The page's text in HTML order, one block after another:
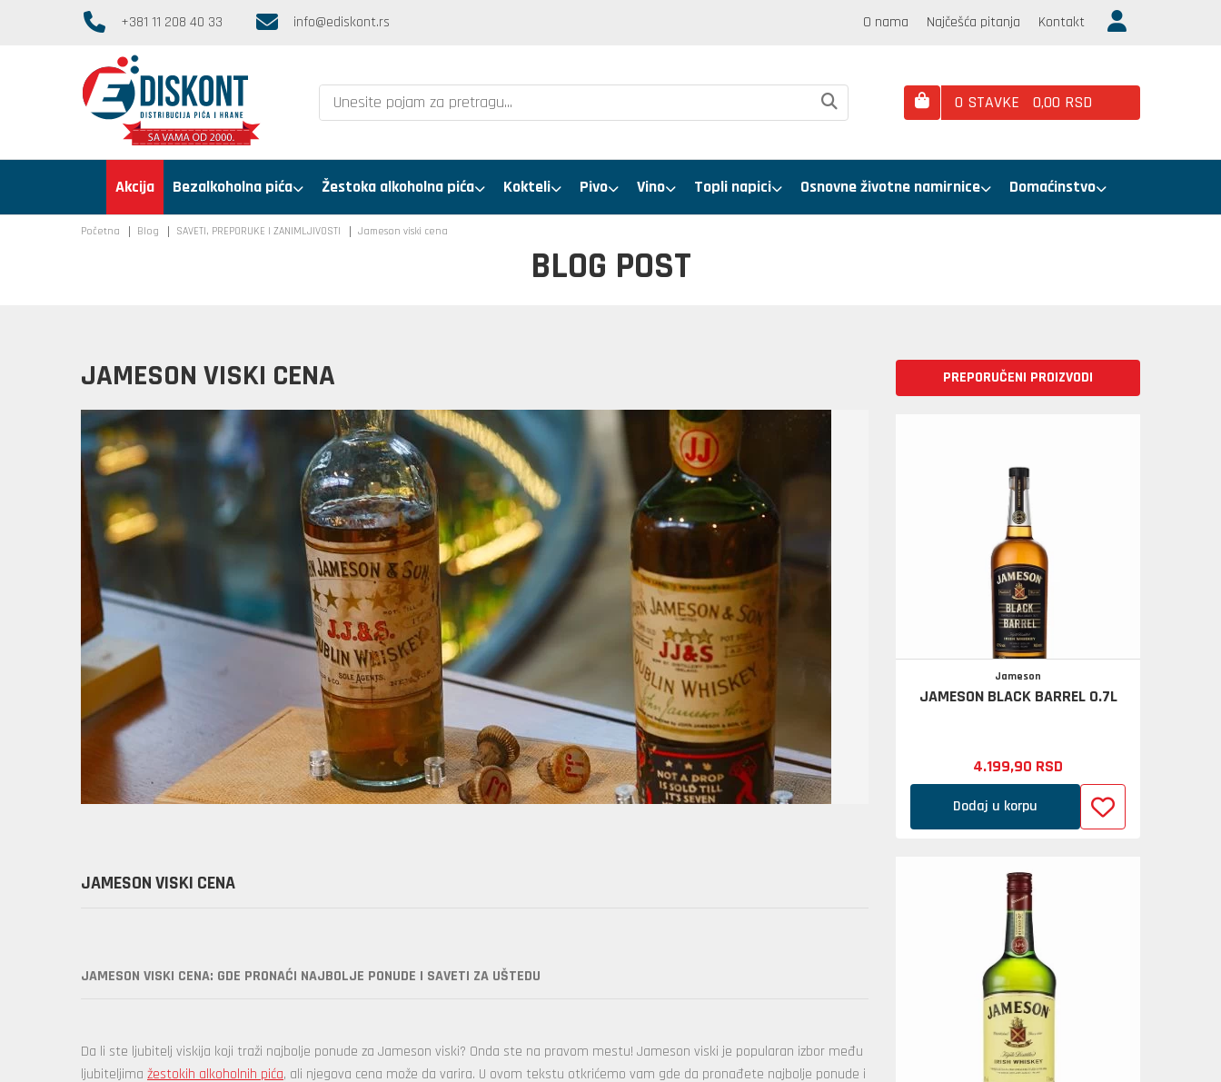
+381 11 208 40 33 info@ediskont.rs O nama Najčešća pitanja Kontakt
0 STAVKE 0,00 RSD
Akcija Bezalkoholna pića Žestoka alkoholna pića Kokteli Pivo Vino Topli napici Osnovne životne namirnice Domaćinstvo
Početna Blog SAVETI, PREPORUKE I ZANIMLJIVOSTI Jameson viski cena
BLOG POST
JAMESON VISKI CENA
JAMESON VISKI CENA
JAMESON VISKI CENA: GDE PRONAĆI NAJBOLJE PONUDE I SAVETI ZA UŠTEDU
Da li ste ljubitelj viskija koji traži najbolje ponude za Jameson viski? Onda ste na pravom mestu! Jameson viski je popularan izbor među
ljubiteljima žestokih alkoholnih pića, ali njegova cena može da varira. U ovom tekstu otkrićemo vam gde da pronađete najbolje ponude i
PREPORUČENI PROIZVODI
Jameson
JAMESON BLACK BARREL 0.7L
4.199,90 RSD
Dodaj u korpu